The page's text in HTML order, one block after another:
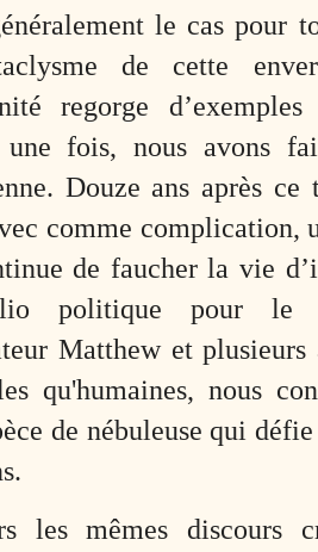
le cas pour
de cette
regorge
une fois, nous avons
Douze ans après
comme complication,
de faucher la vie
politique pour le
Matthew et plusieurs
qu'humaines, nous
de nébuleuse qui
les mêmes discours